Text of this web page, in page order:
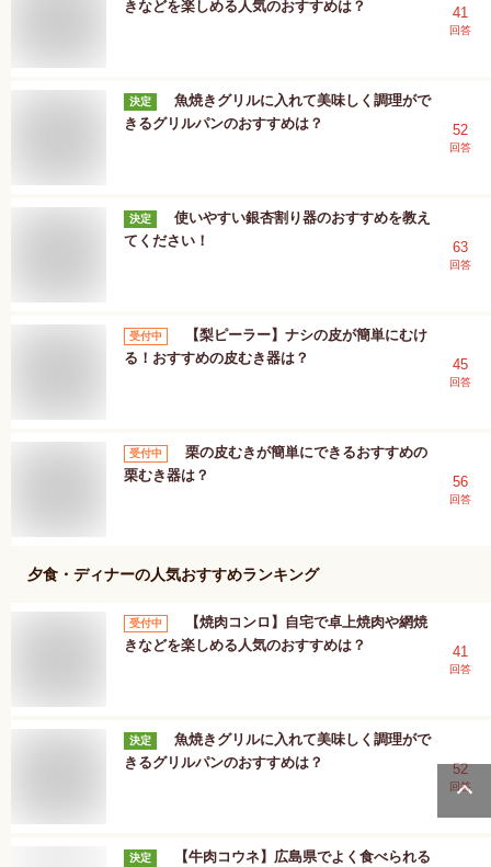
きなどを楽しめる人気のおすすめは？
41
回答
決定
魚焼きグリルに入れて美味しく調理がで
きるグリルパンのおすすめは？
52
回答
決定
使いやすい銀杏割り器のおすすめを教え
てください！
63
回答
受付中
【梨ピーラー】ナシの皮が簡単にむけ
る！おすすめの皮むき器は？
45
回答
受付中
栗の皮むきが簡単にできるおすすめの
栗むき器は？
56
回答
夕食・ディナーの人気おすすめランキング
受付中
【焼肉コンロ】自宅で卓上焼肉や網焼
きなどを楽しめる人気のおすすめは？
41
回答
決定
魚焼きグリルに入れて美味しく調理がで
きるグリルパンのおすすめは？
52
回答
決定 【牛肉コウネ】広島県でよく食べられる